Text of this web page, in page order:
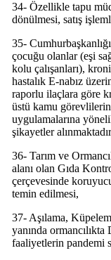
34- Özellikle tapu
dönülmesi, satış
35-
çocuğu olanlar (eşi
kolu çalışanları),
hastalık E-nabız
raporlu ilaçlara göre
üstü kamu
uygulamalarına
şikayetler
36- Tarım ve
alanı olan Gıda
çerçevesinde
temin edilmesi,
37- Aşılama,
yanında
faaliyetlerin pandemi